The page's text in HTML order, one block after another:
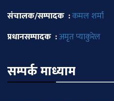
संचालक/सम्पादक :कमल शर्मा
प्रधानसम्पादक :अमृत प्याकुरेल
सम्पर्क माध्याम